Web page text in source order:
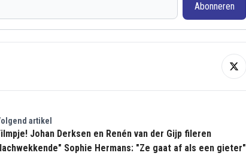
Abonneren
artikel
Johan Derksen en Renén van der Gijp fileren
Sophie Hermans: "Ze gaat af als een gieter"